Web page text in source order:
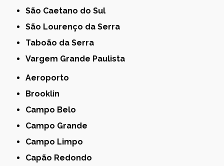
São Caetano do Sul
São Lourenço da Serra
Taboão da Serra
Vargem Grande Paulista
Aeroporto
Brooklin
Campo Belo
Campo Grande
Campo Limpo
Capão Redondo